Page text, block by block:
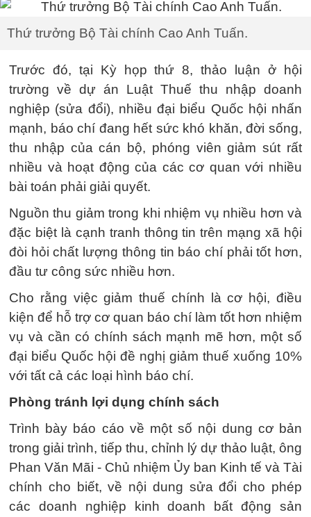
Thứ trưởng Bộ Tài chính Cao Anh Tuấn.
Trước đó, tại Kỳ họp thứ 8, thảo luận ở hội
trường về dự án Luật Thuế thu nhập doanh
nghiệp (sửa đổi), nhiều đại biểu Quốc hội nhấn
mạnh, báo chí đang hết sức khó khăn, đời sống,
thu nhập của cán bộ, phóng viên giảm sút rất
nhiều và hoạt động của các cơ quan với nhiều
bài toán phải giải quyết.
Nguồn thu giảm trong khi nhiệm vụ nhiều hơn và
đặc biệt là cạnh tranh thông tin trên mạng xã hội
đòi hỏi chất lượng thông tin báo chí phải tốt hơn,
đầu tư công sức nhiều hơn.
Cho rằng việc giảm thuế chính là cơ hội, điều
kiện để hỗ trợ cơ quan báo chí làm tốt hơn nhiệm
vụ và cần có chính sách mạnh mẽ hơn, một số
đại biểu Quốc hội đề nghị giảm thuế xuống 10%
với tất cả các loại hình báo chí.
Phòng tránh lợi dụng chính sách
Trình bày báo cáo về một số nội dung cơ bản
trong giải trình, tiếp thu, chỉnh lý dự thảo luật, ông
Phan Văn Mãi - Chủ nhiệm Ủy ban Kinh tế và Tài
chính cho biết, về nội dung sửa đổi cho phép
các doanh nghiệp kinh doanh bất động sản